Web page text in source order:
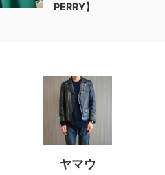
PERRY】
ヤマウ